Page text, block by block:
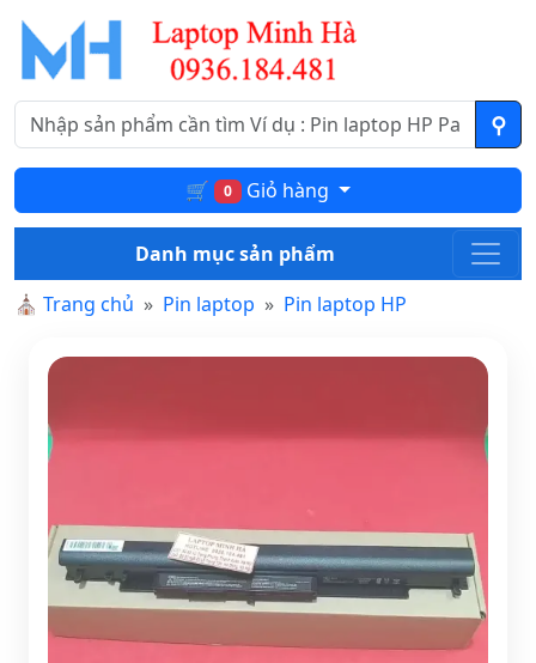
🛒 0 Giỏ hàng
Danh mục sản phẩm
⛪ Trang chủ Pin laptop Pin laptop HP